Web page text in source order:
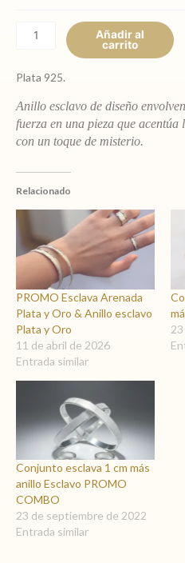
Añadir al
carrito
Plata 925.
Anillo esclavo de diseño
fuerza en una pieza que
con un toque de misterio.
Relacionado
PROMO Esclava Arenada
Plata y Oro & Anillo esclavo
Plata y Oro
11 de abril de 2026
Entrada similar
Conjunto esclava 1 cm más
anillo Esclavo PROMO
COMBO
23 de septiembre de 2022
Entrada similar